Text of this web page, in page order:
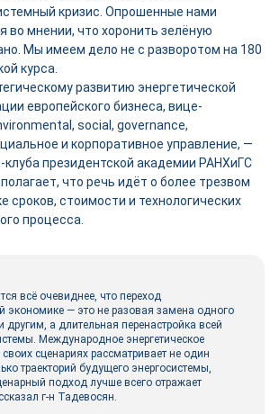
кризис. Опрошенные нами
во мнении, что хоронить зелёную
Мы имеем дело не с разворотом на 180
курса.
развитию энергетической
европейского бизнеса, вице-
social, governance,
и корпоративное управление, —
­клуба президентской академии РАНХиГС
что речь идёт о более трезвом
сроков, стоимости и технологических
процесса.
всё очевиднее, что переход
экономике — это не разовая замена одного
другим, а длительная перенастройка всей
Международное энергетическое
сценариях рассматривает не один
траекторий будущего энергосистемы,
подход лучше всего отражает
г-н Тадевосян.